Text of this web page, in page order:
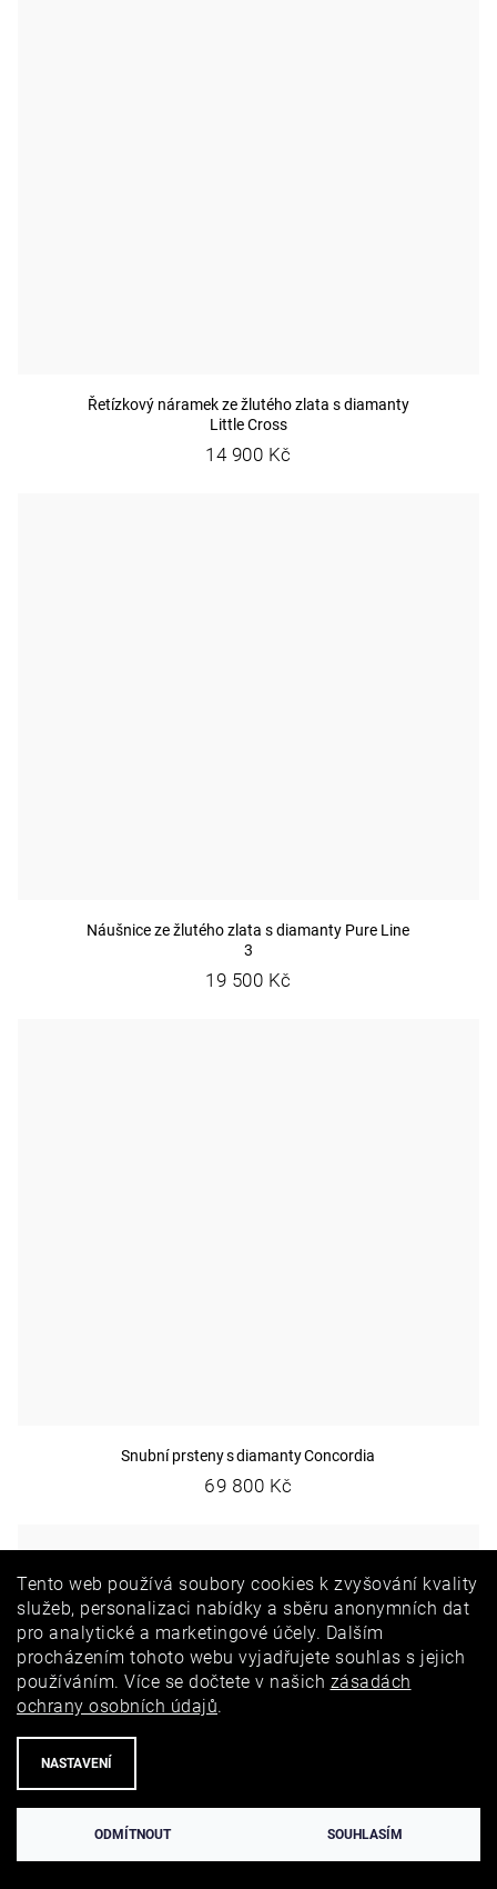
Tento web používá soubory cookies k zvyšování kvality
služeb, personalizaci nabídky a sběru anonymních dat
pro analytické a marketingové účely. Dalším
procházením tohoto webu vyjadřujete souhlas s jejich
používáním. Více se dočtete v našich zásadách
ochrany osobních údajů.
NASTAVENÍ
ODMÍTNOUT SOUHLASÍM
Řetízkový náramek ze žlutého zlata s diamanty
Little Cross
14 900 Kč
Náušnice ze žlutého zlata s diamanty Pure Line
3
19 500 Kč
Snubní prsteny s diamanty Concordia
69 800 Kč